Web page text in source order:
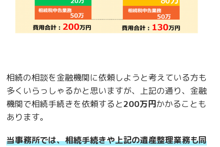
相続の相談を金融機関に依頼しようと考えている方も
多くいらっしゃるかと思いますが、上記の通り、金融
機関で相続手続きを依頼すると200万円かかることも
あります。
当事務所では、相続手続きや上記の遺産整理業務も同